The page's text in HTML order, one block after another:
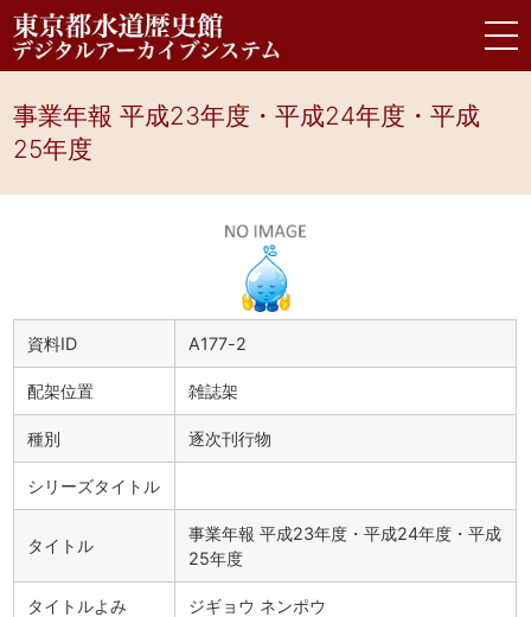
事業年報 平成23年度・平成24年度・平成
25年度
資料ID A177-2
配架位置 雑誌架
種別 逐次刊行物
シリーズタイトル
タイトル
事業年報 平成23年度・平成24年度・平成
25年度
タイトルよみ ジギョウ ネンポウ